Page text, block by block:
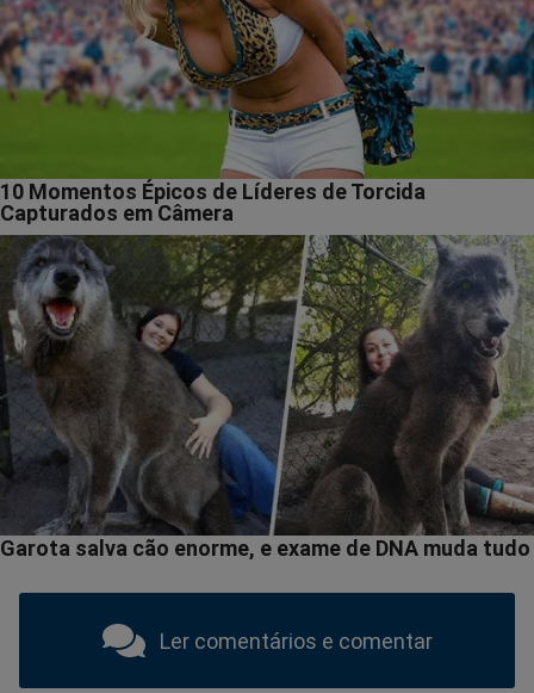
Ler comentários e comentar